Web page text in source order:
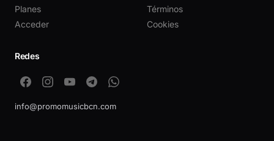
Planes
Acceder
Términos
Cookies
Redes
info@promomusicbcn.com